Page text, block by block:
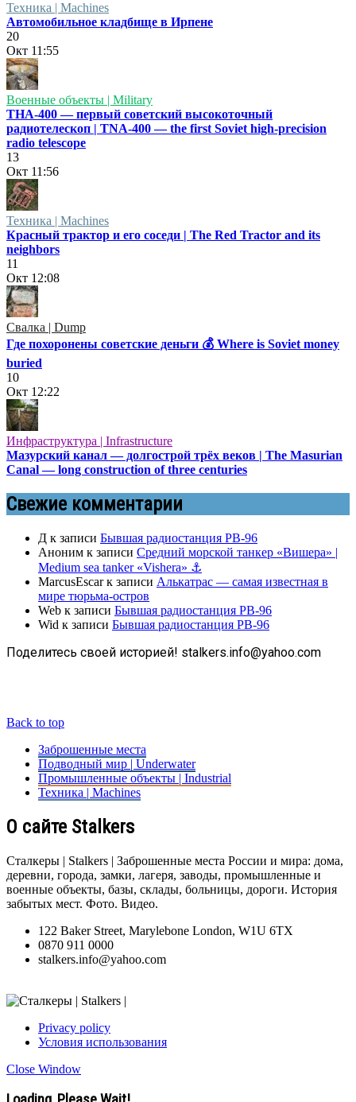
Техника | Machines
Автомобильное кладбище в Ирпене
20
Окт 11:55
Военные объекты | Military
ТНА-400 — первый советский высокоточный
радиотелескоп | TNA-400 — the first Soviet high-precision
radio telescope
13
Окт 11:56
Техника | Machines
Красный трактор и его соседи | The Red Tractor and its
neighbors
11
Окт 12:08
Свалка | Dump
Где похоронены советские деньги 💰 Where is Soviet money
buried
10
Окт 12:22
Инфраструктура | Infrastructure
Мазурский канал — долгострой трёх веков | The Masurian
Canal — long construction of three centuries
Свежие комментарии
Д к записи Бывшая радиостанция РВ-96
Аноним к записи Средний морской танкер «Вишера» |
Medium sea tanker «Vishera» ⚓
MarcusEscarк записи Алькатрас — самая известная в
мире тюрьма-остров
Web к записи Бывшая радиостанция РВ-96
Wid к записи Бывшая радиостанция РВ-96
Поделитесь своей историей! stalkers.info@yahoo.com
Back to top
Заброшенные места
Подводный мир | Underwater
Промышленные объекты | Industrial
Техника | Machines
О сайте Stalkers
Сталкеры | Stalkers | Заброшенные места России и мира: дома,
деревни, города, замки, лагеря, заводы, промышленные и
военные объекты, базы, склады, больницы, дороги. История
забытых мест. Фото. Видео.
122 Baker Street, Marylebone London, W1U 6TX
0870 911 0000
stalkers.info@yahoo.com
Privacy policy
Условия использования
Close Window